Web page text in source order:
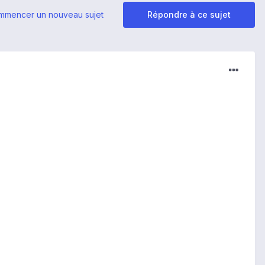
Répondre à ce sujet
un nouveau sujet